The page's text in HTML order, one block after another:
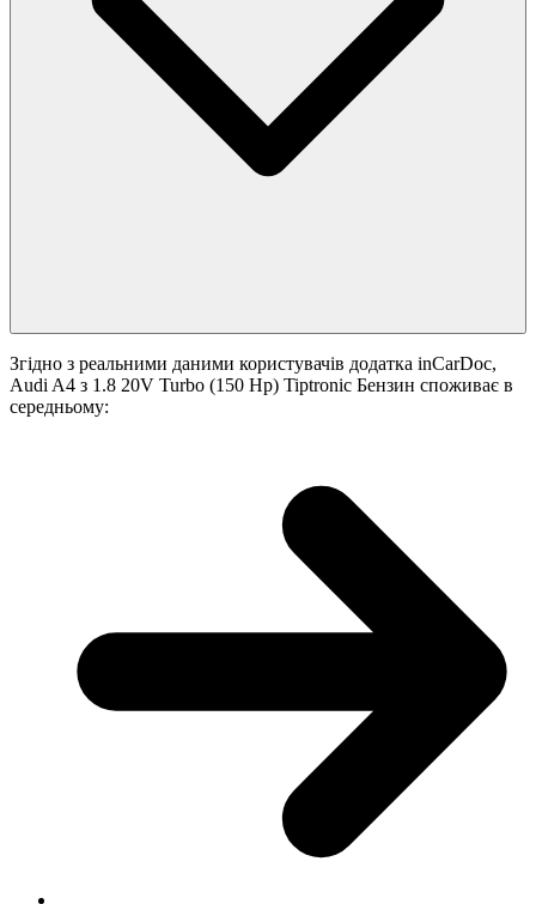
Згідно з реальними даними користувачів додатка inCarDoc,
Audi A4 з 1.8 20V Turbo (150 Hp) Tiptronic Бензин споживає в
середньому: